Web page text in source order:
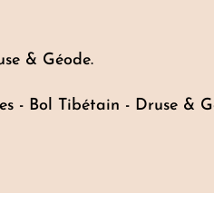
& Géode.
- Bol Tibétain - Druse &